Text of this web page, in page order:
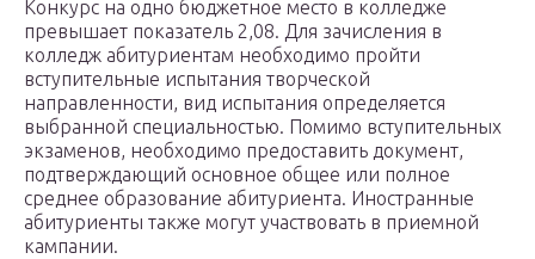
Конкурс на одно бюджетное место в колледже
превышает показатель 2,08. Для зачисления в
колледж абитуриентам необходимо пройти
вступительные испытания творческой
направленности, вид испытания определяется
выбранной специальностью. Помимо вступительных
экзаменов, необходимо предоставить документ,
подтверждающий основное общее или полное
среднее образование абитуриента. Иностранные
абитуриенты также могут участвовать в приемной
кампании.